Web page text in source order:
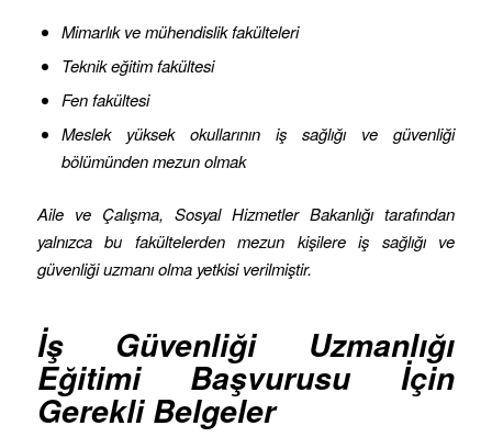
Mimarlık ve mühendislik fakülteleri
Teknik eğitim fakültesi
Fen fakültesi
Meslek yüksek okullarının iş sağlığı ve güvenliği
bölümünden mezun olmak
Aile ve Çalışma, Sosyal Hizmetler Bakanlığı tarafından
yalnızca bu fakültelerden mezun kişilere iş sağlığı ve
güvenliği uzmanı olma yetkisi verilmiştir.
İş Güvenliği Uzmanlığı
Eğitimi Başvurusu İçin
Gerekli Belgeler